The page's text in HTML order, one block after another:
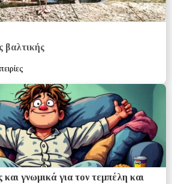
βαλτικής
και γνωμικά για τον τεμπέλη και